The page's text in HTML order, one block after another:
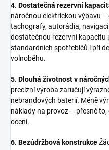
4. Dostatečná rezervní
náročnou elektrickou výbavu –
tachografy, autorádia,
dostatečnou rezervní kapacitu
standardních spotřebičů i při
volnoběhu.
5. Dlouhá životnost v
precizní výroba zaručují
nebrandových baterií. Méně
náklady na provoz – přesně
ocení.
6. Bezúdržbová konstrukce